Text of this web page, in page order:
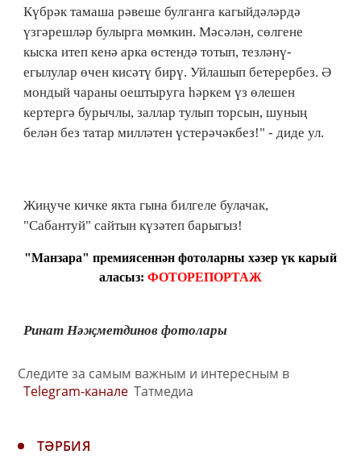
Күбрәк тамаша рәвеше булганга кагыйдәләрдә
үзгәрешләр булырга мөмкин. Мәсәлән, сөлгене
кыска итеп кенә арка өстендә тотып, тезләнү-
егылулар өчен кисәтү бирү. Уйлашып бетерербез. Ә
мондый чараны оештыруга һәркем үз өлешен
кертергә бурычлы, заллар тулып торсын, шуның
белән без татар милләтен үстерәчәкбез!" - диде ул.
Жиңуче кичке якта гына билгеле булачак,
"Сабантуй" сайтын күзәтеп барыгыз!
"Манзара" премиясеннән фотоларны хәзер үк карый
аласыз: ФОТОРЕПОРТАЖ
Ринат Нәҗметдинов фотолары
Следите за самым важным и интересным в
Telegram-канале Татмедиа
ТӘРБИЯ